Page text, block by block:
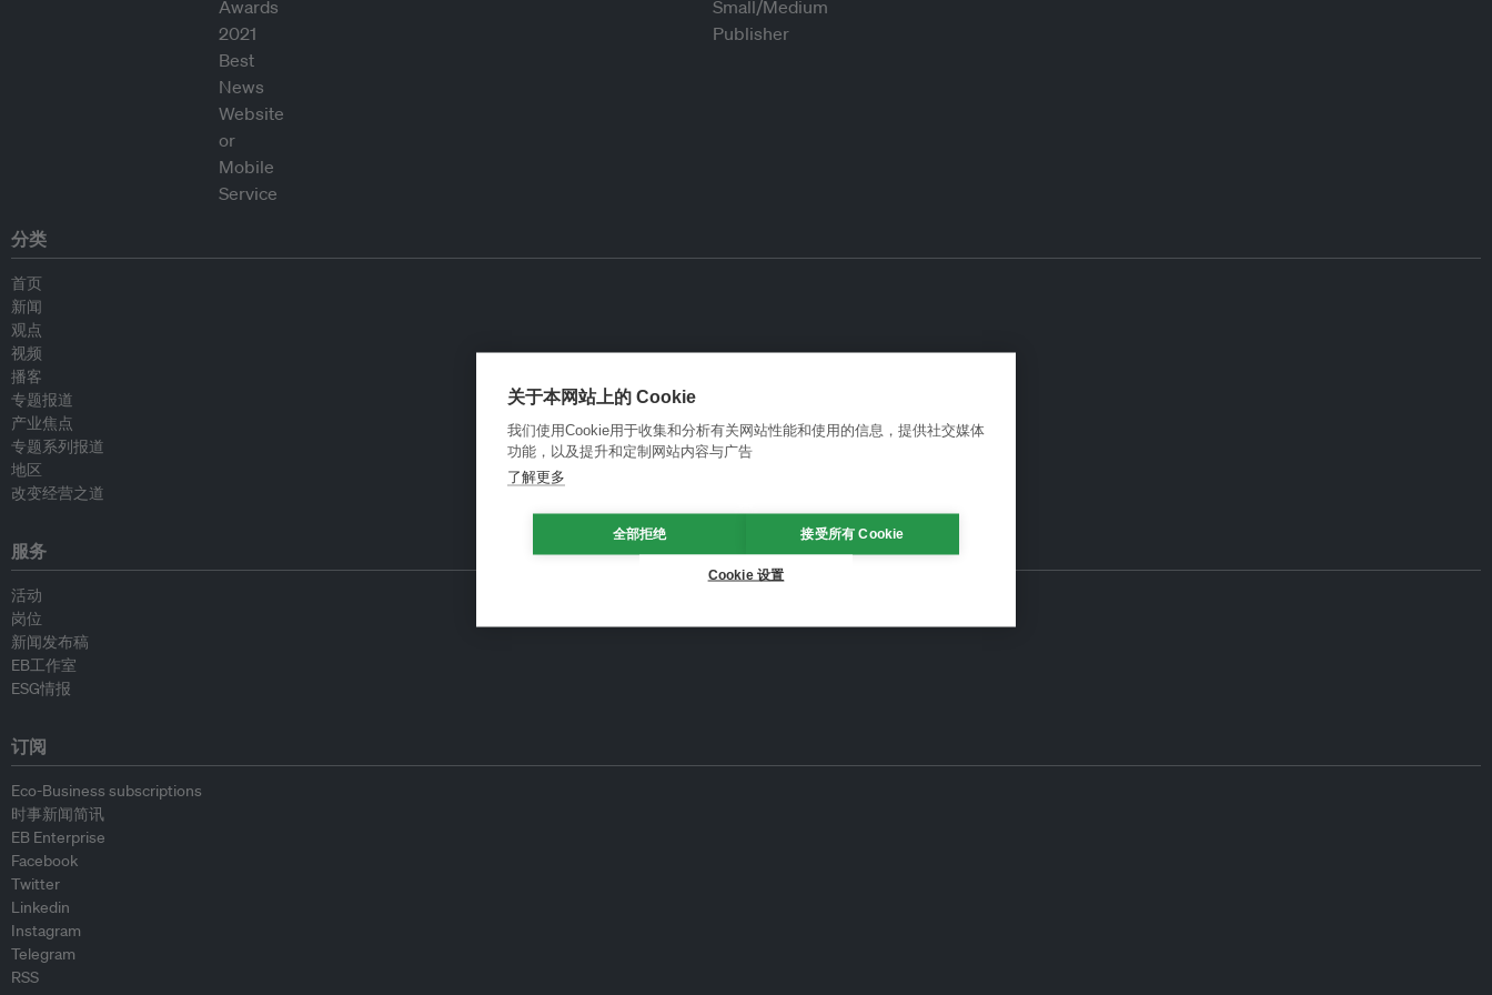
分类
首页
新闻
观点
视频
播客
专题报道
产业焦点
专题系列报道
地区
改变经营之道
服务
活动
岗位
新闻发布稿
EB工作室
ESG情报
订阅
Eco-Business subscriptions
时事新闻简讯
EB Enterprise
Facebook
Twitter
Linkedin
Instagram
Telegram
RSS
关于本网站上的 Cookie
我们使用Cookie用于收集和分析有关网站性能和使用的信息，提供社交媒体
功能，以及提升和定制网站内容与广告
了解更多
全部拒绝 接受所有 Cookie
Cookie 设置